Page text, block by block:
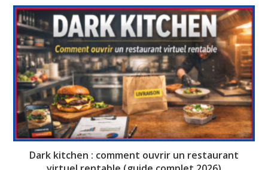
Dark kitchen : comment ouvrir un restaurant